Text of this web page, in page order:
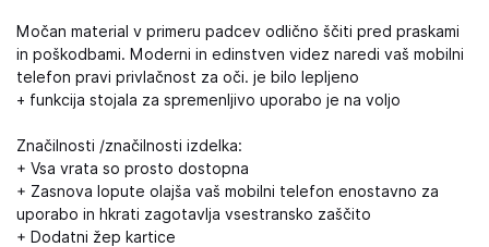
Močan material v primeru padcev odlično ščiti pred praskami
in poškodbami. Moderni in edinstven videz naredi vaš mobilni
telefon pravi privlačnost za oči. je bilo lepljeno
+ funkcija stojala za spremenljivo uporabo je na voljo
Značilnosti /značilnosti izdelka:
+ Vsa vrata so prosto dostopna
+ Zasnova lopute olajša vaš mobilni telefon enostavno za
uporabo in hkrati zagotavlja vsestransko zaščito
+ Dodatni žep kartice